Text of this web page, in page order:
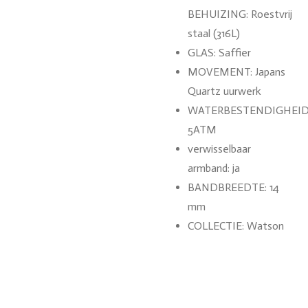
BEHUIZING: Roestvrij
staal (316L)
GLAS: Saffier
MOVEMENT: Japans
Quartz uurwerk
5ATM
verwisselbaar
armband: ja
BANDBREEDTE: 14
mm
COLLECTIE: Watson